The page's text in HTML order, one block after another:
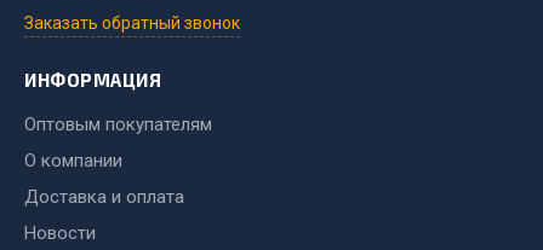
Весь раздел
Автохимия
3 ton
Abro
Agat auto
Заказать обратный звонок
ИНФОРМАЦИЯ
Оптовым покупателям
О компании
Доставка и оплата
Новости